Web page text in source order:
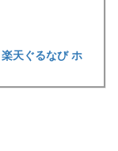
楽天ぐるなびホ